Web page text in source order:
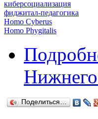
киберсоциализация
фиджитал-педагогика
Homo Cyberus
Homo Phygitalis
Поделиться…